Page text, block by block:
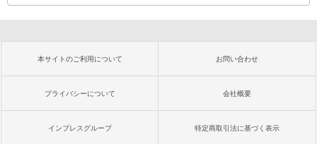
本サイトのご利用について お問い合わせ
プライバシーについて 会社概要
インプレスグループ 特定商取引法に基づく表示